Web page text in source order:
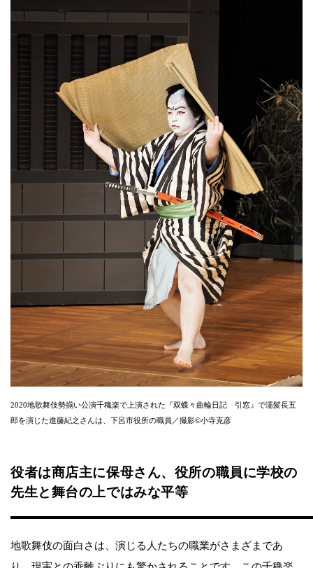
2020地歌舞伎勢揃い公演千穐楽で上演された『双蝶々曲輪日記 引窓』で濡髪長五
郎を演じた進藤紀之さんは、下呂市役所の職員／撮影©小寺克彦
役者は商店主に保母さん、役所の職員に学校の
先生と舞台の上ではみな平等
地歌舞伎の面白さは、演じる人たちの職業がさまざまであ